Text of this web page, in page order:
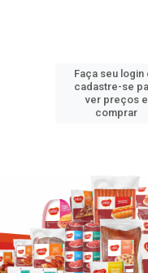
Faça seu login
cadastre-se
ver preços e
comprar